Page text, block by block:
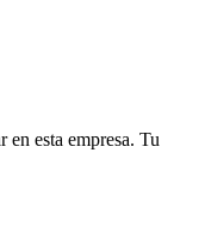
en esta empresa. Tu